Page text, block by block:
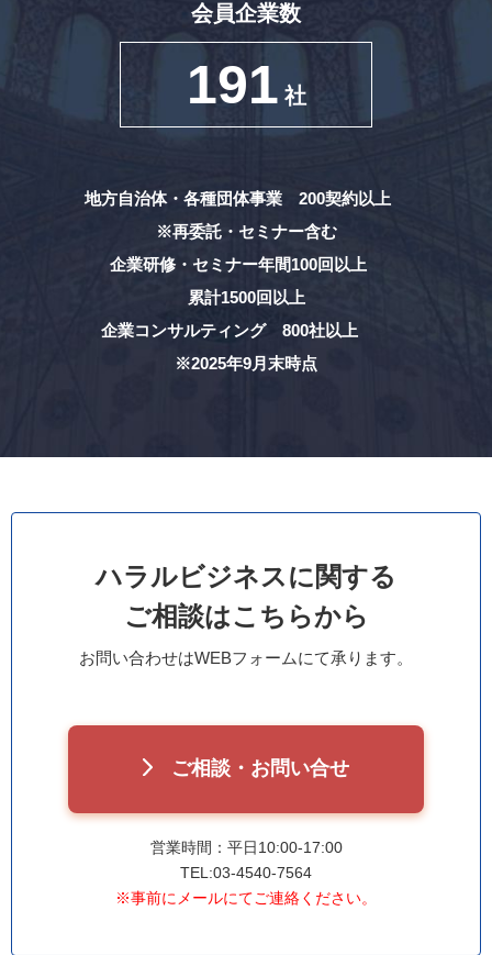
会員企業数
191 社
地方自治体・各種団体事業 200契約以上
※再委託・セミナー含む
企業研修・セミナー年間100回以上
累計1500回以上
企業コンサルティング 800社以上
※2025年9月末時点
ハラルビジネスに関する
ご相談はこちらから
お問い合わせはWEBフォームにて承ります。
ご相談・お問い合せ
営業時間：平日10:00-17:00
TEL:03-4540-7564
※事前にメールにてご連絡ください。